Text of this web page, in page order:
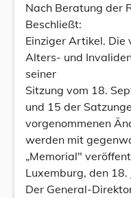
Nach Beratung der
Beschließt:
Einziger Artikel. Die
Alters- und
seiner
Sitzung vom 18.
und 15 der
vorgenommenen
werden mit
„Memorial"
Luxemburg, den 18.
Der General-